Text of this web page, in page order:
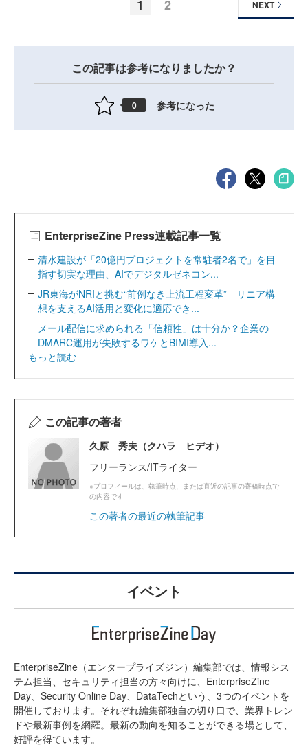
1 2 NEXT
この記事は参考になりましたか？
0 参考になった
EnterpriseZine Press連載記事一覧
清水建設が「20億円プロジェクトを常駐者2名で」を目
指す切実な理由、AIでデジタルゼネコン...
JR東海がNRIと挑む“前例なき上流工程変革” リニア構
想を支えるAI活用と変化に適応でき...
メール配信に求められる「信頼性」は十分か？企業の
DMARC運用が失敗するワケとBIMI導入...
もっと読む
この記事の著者
久原 秀夫（クハラ ヒデオ）
フリーランス/ITライター
※プロフィールは、執筆時点、または直近の記事の寄稿時点で
の内容です
この著者の最近の執筆記事
イベント
EnterpriseZine（エンタープライズジン）編集部では、情報シス
テム担当、セキュリティ担当の方々向けに、EnterpriseZine
Day、Security Online Day、DataTechという、3つのイベントを
開催しております。それぞれ編集部独自の切り口で、業界トレン
ドや最新事例を網羅。最新の動向を知ることができる場として、
好評を得ています。